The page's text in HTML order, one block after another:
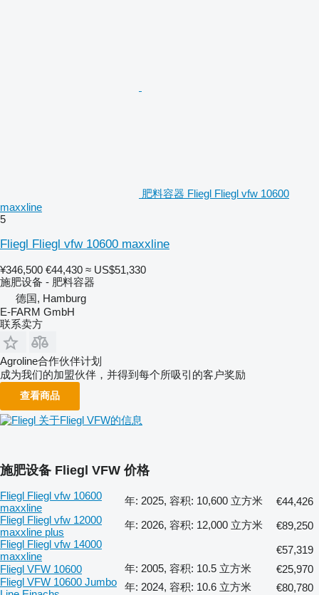
肥料容器 Fliegl Fliegl vfw 10600
maxxline
5
Fliegl Fliegl vfw 10600 maxxline
¥346,500 €44,430 ≈ US$51,330
施肥设备 - 肥料容器
德国, Hamburg
E-FARM GmbH
联系卖方
Agroline合作伙伴计划
成为我们的加盟伙伴，并得到每个所吸引的客户奖励
查看商品
关于Fliegl VFW的信息
施肥设备 Fliegl VFW 价格
Fliegl Fliegl vfw 10600
maxxline
年: 2025, 容积: 10,600 立方米
€44,426
Fliegl Fliegl vfw 12000
maxxline plus
年: 2026, 容积: 12,000 立方米
€89,250
Fliegl Fliegl vfw 14000
maxxline
€57,319
Fliegl VFW 10600
年: 2005, 容积: 10.5 立方米
€25,970
Fliegl VFW 10600 Jumbo
年: 2024, 容积: 10.6 立方米 €80,780